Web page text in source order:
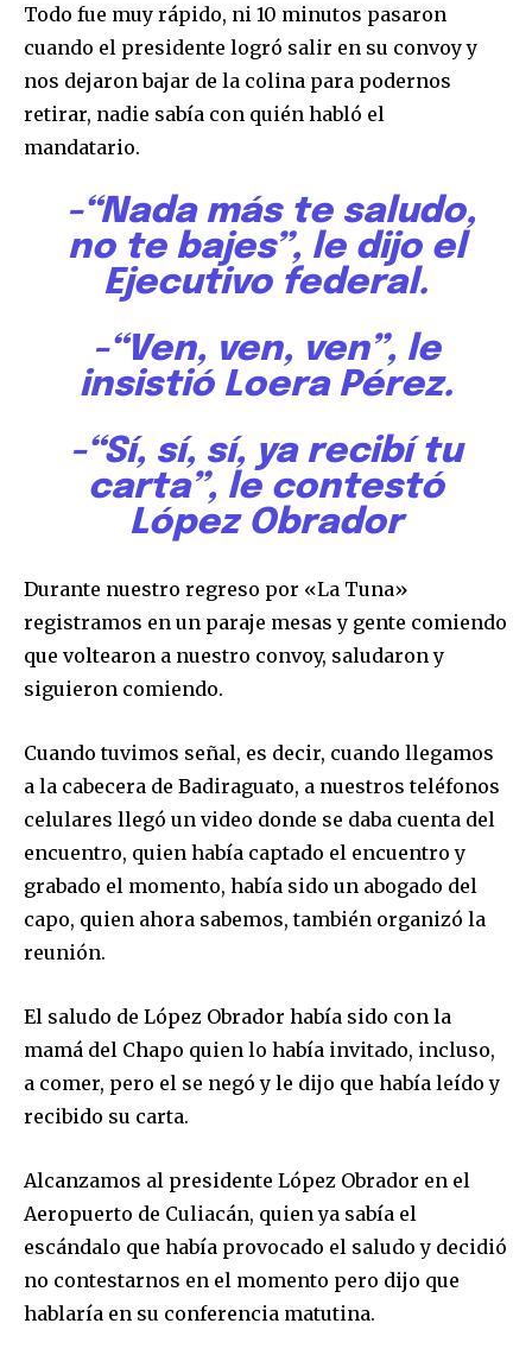
Todo fue muy rápido, ni 10 minutos pasaron
cuando el presidente logró salir en su convoy y
nos dejaron bajar de la colina para podernos
retirar, nadie sabía con quién habló el
mandatario.
-“Nada más te saludo,
no te bajes”, le dijo el
Ejecutivo federal.
-“Ven, ven, ven”, le
insistió Loera Pérez.
-“Sí, sí, sí, ya recibí tu
carta”, le contestó
López Obrador
Durante nuestro regreso por «La Tuna»
registramos en un paraje mesas y gente comiendo
que voltearon a nuestro convoy, saludaron y
siguieron comiendo.
Cuando tuvimos señal, es decir, cuando llegamos
a la cabecera de Badiraguato, a nuestros teléfonos
celulares llegó un video donde se daba cuenta del
encuentro, quien había captado el encuentro y
grabado el momento, había sido un abogado del
capo, quien ahora sabemos, también organizó la
reunión.
El saludo de López Obrador había sido con la
mamá del Chapo quien lo había invitado, incluso,
a comer, pero el se negó y le dijo que había leído y
recibido su carta.
Alcanzamos al presidente López Obrador en el
Aeropuerto de Culiacán, quien ya sabía el
escándalo que había provocado el saludo y decidió
no contestarnos en el momento pero dijo que
hablaría en su conferencia matutina.